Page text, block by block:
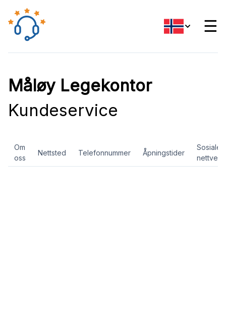
☰
Måløy Legekontor
Kundeservice
Om
oss
Nettsted Telefonnummer Åpningstider
Sosiale
nettverk